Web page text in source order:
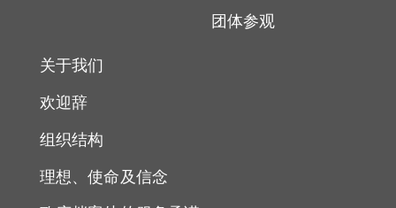
团体参观
关于我们
欢迎辞
组织结构
理想、使命及信念